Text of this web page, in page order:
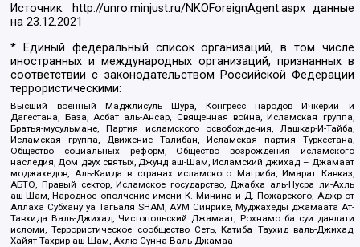
Источник: http://unro.minjust.ru/NKOForeignAgent.aspxданные
на23.12.2021
* Единый федеральный список организаций, в том числе
иностранных и международных организаций, признанных в
соответствии с законодательством Российской Федерации
террористическими:
Высший военный Маджлисуль Шура, Конгресс народов Ичкерии и
Дагестана, База, Асбат аль-Ансар, Священная война, Исламская группа,
Братья-мусульмане, Партия исламского освобождения, Лашкар-И-Тайба,
Исламская группа, Движение Талибан, Исламская партия Туркестана,
Общество социальных реформ, Общество возрождения исламского
наследия, Дом двух святых, Джунд аш-Шам, Исламский джихад – Джамаат
моджахедов, Аль-Каида в странах исламского Магриба, Имарат Кавказ,
АБТО, Правый сектор, Исламское государство, Джабха аль-Нусра ли-Ахль
аш-Шам, Народное ополчение имени К. Минина и Д. Пожарского, Аджр от
Аллаха Субхану уа Тагьаля SHAM, АУМ Синрике, Муджахеды джамаата Ат-
Тавхида Валь-Джихад, Чистопольский Джамаат, Рохнамо ба суи давлати
исломи, Террористическое сообщество Сеть, Катиба Таухид валь-Джихад,
Хайят Тахрир аш-Шам, Ахлю Сунна Валь Джамаа